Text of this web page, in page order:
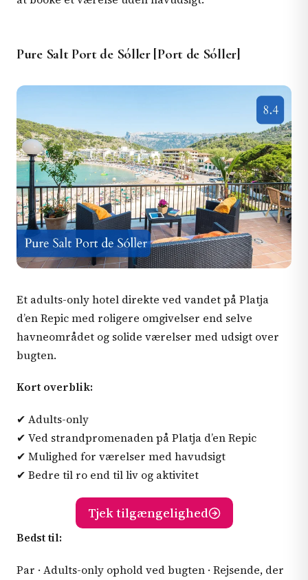
Pure Salt Port de Sóller [Port de Sóller]
Et adults-only hotel direkte ved vandet på Platja
d’en Repic med roligere omgivelser end selve
havneområdet og solide værelser med udsigt over
bugten.
Kort overblik:
✔ Adults-only
✔ Ved strandpromenaden på Platja d’en Repic
✔ Mulighed for værelser med havudsigt
✔ Bedre til ro end til liv og aktivitet
Tjek tilgængelighed
Bedst til:
Par · Adults-only ophold ved bugten · Rejsende, der